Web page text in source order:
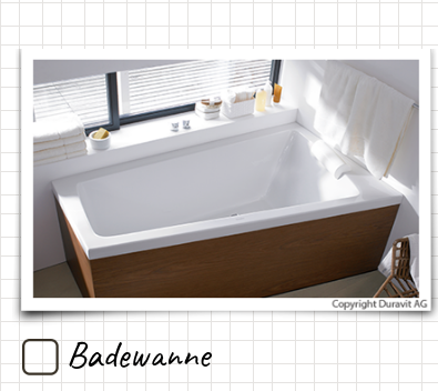
Badewanne